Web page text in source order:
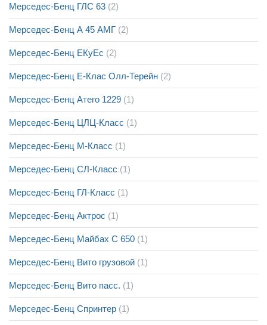
Мерседес-Бенц ГЛС 63 (2)
Мерседес-Бенц А 45 АМГ (2)
Мерседес-Бенц ЕКуЕс (2)
Мерседес-Бенц Е-Клас Олл-Терейн (2)
Мерседес-Бенц Атего 1229 (1)
Мерседес-Бенц ЦЛЦ-Класс (1)
Мерседес-Бенц М-Класс (1)
Мерседес-Бенц СЛ-Класс (1)
Мерседес-Бенц ГЛ-Класс (1)
Мерседес-Бенц Актрос (1)
Мерседес-Бенц Майбах С 650 (1)
Мерседес-Бенц Вито грузовой (1)
Мерседес-Бенц Вито пасс. (1)
Мерседес-Бенц Спринтер (1)